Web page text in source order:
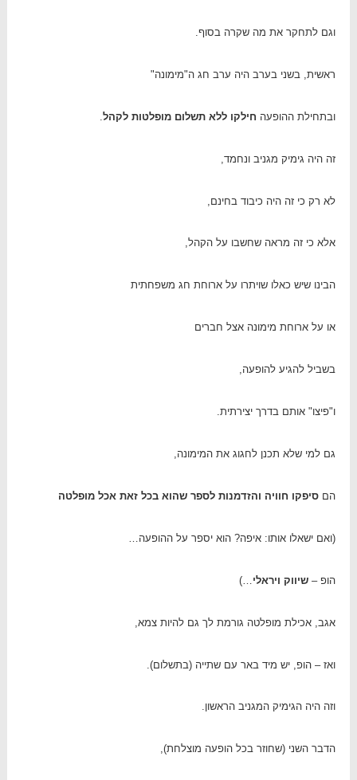
וגם לתחקר את מה שקרה בסוף.
ראשית, בשני בערב היה ערב חג ה"מימונה"
ובתחילת ההופעה חילקו ללא תשלום מופלטות לקהל
זה היה גימיק מגניב ונחמד,
לא רק כי זה היה כיבוד בחינם,
אלא כי זה מראה שחשבו על הקהל,
הבינו שיש כאלו שויתרו על ארוחת חג משפחתית
או על ארוחת מימונה אצל חברים
בשביל להגיע להופעה,
ו"פיצו" אותם בדרך יצירתית.
גם למי שלא תכנן לחגוג את המימונה,
הםסיפקו חוויה והזדמנות לספר שהוא בכל זאת אכל מופלטה
(ואם ישאלו אותו: איפה? הוא יספר על ההופעה…
הופ –שיווק ויראלי …)
אגב, אכילת מופלטה גורמת לך גם להיות צמא,
ואז – הופ, יש מיד באר עם שתייה (בתשלום).
וזה היה הגימיק המגניב הראשון.
הדבר השני (שחוזר בכל הופעה מוצלחת),